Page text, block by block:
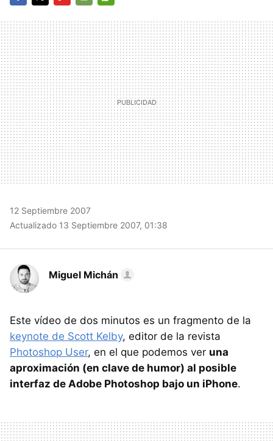
MAIL
12 Septiembre 2007
Actualizado 13 Septiembre 2007, 01:38
Miguel Michán
Este vídeo de dos minutos es un fragmento de la
keynote de Scott Kelby, editor de la revista
Photoshop User, en el que podemos ver una
aproximación (en clave de humor) al posible
interfaz de Adobe Photoshop bajo un iPhone.